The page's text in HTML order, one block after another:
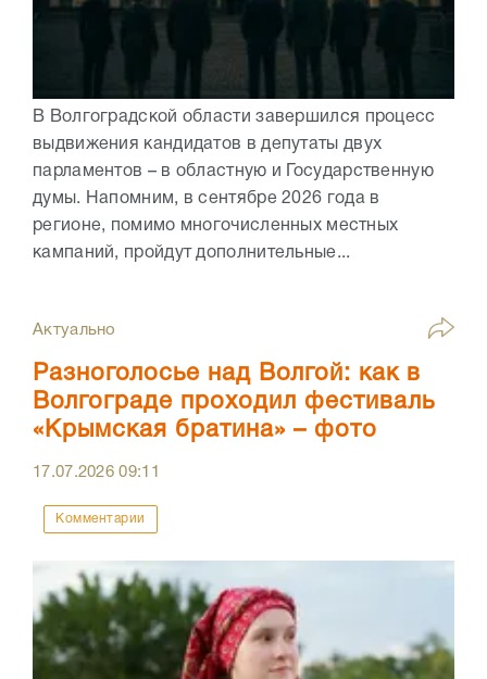
В Волгоградской области завершился процесс
выдвижения кандидатов в депутаты двух
парламентов – в областную и Государственную
думы. Напомним, в сентябре 2026 года в
регионе, помимо многочисленных местных
кампаний, пройдут дополнительные...
Актуально
Разноголосье над Волгой: как в
Волгограде проходил фестиваль
«Крымская братина» – фото
17.07.202609:11
Комментарии